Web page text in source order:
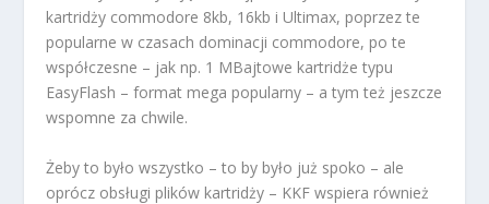
kartridży commodore 8kb, 16kb i Ultimax, poprzez te
popularne w czasach dominacji commodore, po te
współczesne – jak np. 1 MBajtowe kartridże typu
EasyFlash – format mega popularny – a tym też jeszcze
wspomne za chwile.
Żeby to było wszystko – to by było już spoko – ale
oprócz obsługi plików kartridży – KKF wspiera również